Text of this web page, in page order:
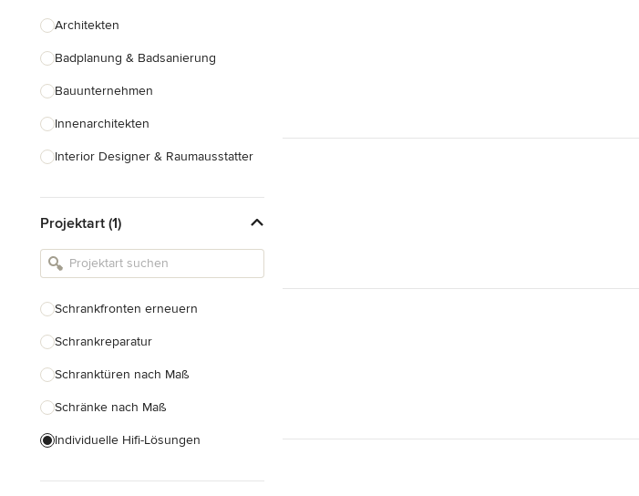
Architekten
Badplanung & Badsanierung
Bauunternehmen
Innenarchitekten
Interior Designer & Raumausstatter
Landschaftsarchitekten
Armaturen & Sanitärbedarf
Projektart (1)
Schrankfronten erneuern
Schrankreparatur
Schranktüren nach Maß
Schränke nach Maß
Individuelle Hifi-Lösungen